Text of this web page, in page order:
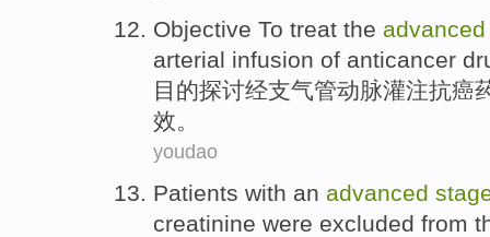
Objective To treat the
arterial infusion of anticancer
目的探讨经支气管动脉灌注抗癌
效。
youdao
Patients with an advanced
creatinine were excluded from